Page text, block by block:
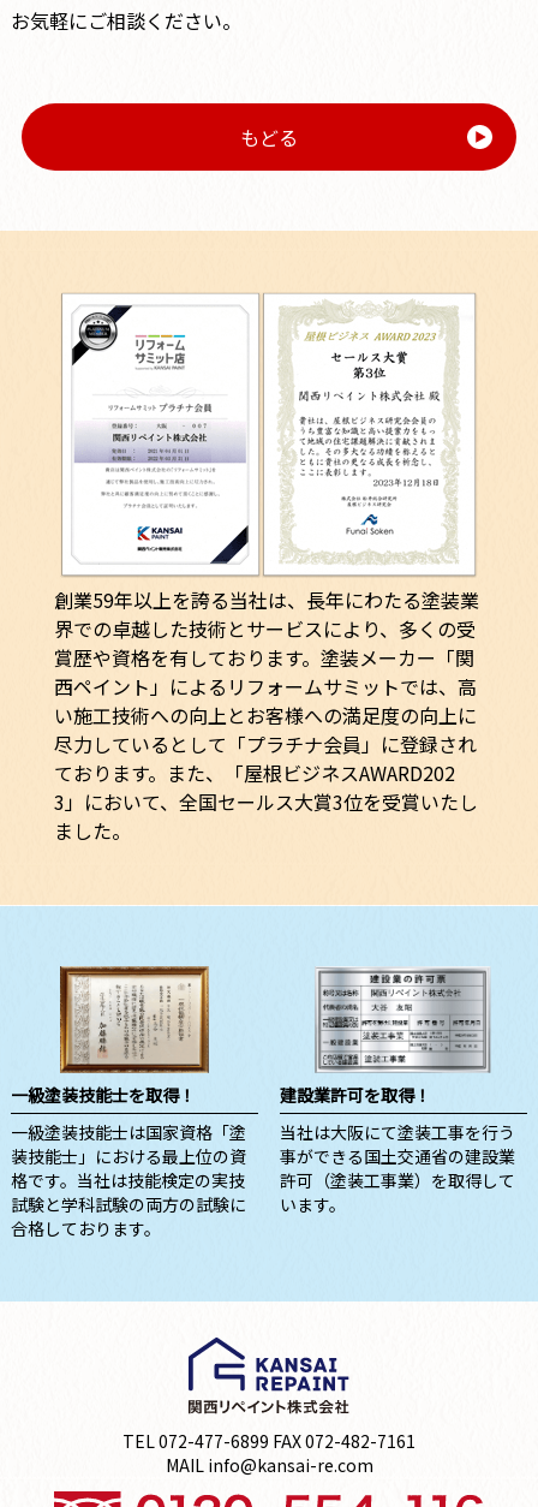
お気軽にご相談ください。
もどる
創業59年以上を誇る当社は、長年にわたる塗装業
界での卓越した技術とサービスにより、多くの受
賞歴や資格を有しております。塗装メーカー「関
西ペイント」によるリフォームサミットでは、高
い施工技術への向上とお客様への満足度の向上に
尽力しているとして「プラチナ会員」に登録され
ております。また、「屋根ビジネスAWARD202
3」において、全国セールス大賞3位を受賞いたし
ました。
一級塗装技能士を取得！
一級塗装技能士は国家資格「塗
装技能士」における最上位の資
格です。当社は技能検定の実技
試験と学科試験の両方の試験に
合格しております。
建設業許可を取得！
当社は大阪にて塗装工事を行う
事ができる国土交通省の建設業
許可（塗装工事業）を取得して
います。
TEL 072-477-6899 FAX 072-482-7161
MAIL info@kansai-re.com